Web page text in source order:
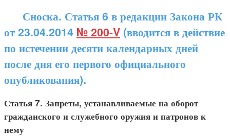
Сноска. Статья 6 в редакции Закона РК
от 23.04.2014 № 200-V (вводится в действие
по истечении десяти календарных дней
после дня его первого официального
опубликования).
Статья 7. Запреты, устанавливаемые на оборот
гражданского и служебного оружия и патронов к
нему